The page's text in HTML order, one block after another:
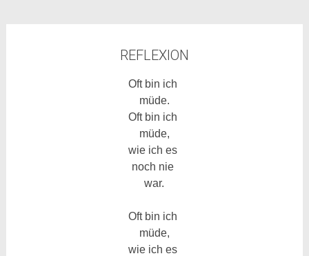
REFLEXION
Oft bin ich
müde.
Oft bin ich
müde,
wie ich es
noch nie
war.
Oft bin ich
müde,
wie ich es